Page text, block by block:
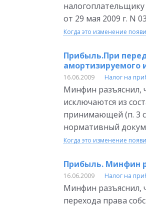
от 29 мая 2009 г. N
Когда это изменение
Прибыль.При
амортизируемого
16.06.2009 Налог на
Минфин разъяснил,
исключаются из
принимающей (п. 3
нормативный
Когда это изменение
Прибыль. Минфин
16.06.2009 Налог на
Минфин разъяснил,
перехода права